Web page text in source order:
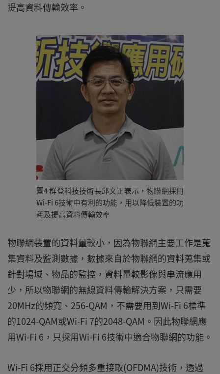
提高資料傳輸效率。
圖4 群登科技技術長邱文正表示，物聯網採用
Wi-Fi 6技術中有利的功能，用以降低裝置的功
耗及提高資料傳輸效率
物聯網裝置的資料量較小，因為物聯網主要工作是蒐
集資料及監測數據，數據來自於物聯網的資料蒐集或
針對場域、物品的監控，資料量較影像與串流應用
少，所以物聯網的無線資料傳輸解決方案，只需要
20MHz的頻寬、256-QAM，不需要用到Wi-Fi 6標準
的1024-QAM或Wi-Fi 7的2048-QAM。因此物聯網應
用Wi-Fi 6，只採用Wi-Fi 6技術中適合物聯網的功能。
Wi-Fi 6採用正交分頻多重接取(OFDMA)技術，透過